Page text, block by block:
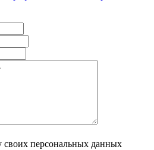
своих персональных данных